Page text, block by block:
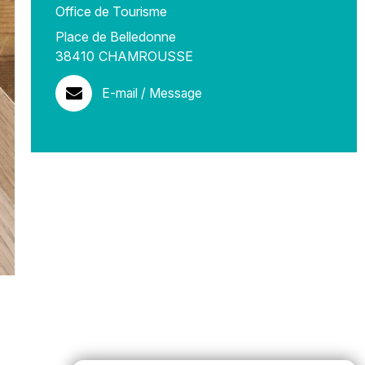
Office de Tourisme
Place de Belledonne
38410 CHAMROUSSE
E-mail / Message